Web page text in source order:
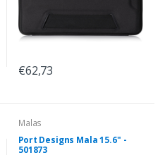
€62,73
Malas
Port Designs Mala 15.6" -
501873